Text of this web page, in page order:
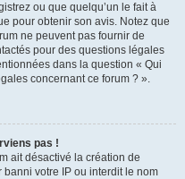
ou que quelqu’un le fait à
pour obtenir son avis. Notez que
ne peuvent pas fournir de
pour des questions légales
dans la question « Qui
concernant ce forum ? ».
pas !
ait désactivé la création de
votre IP ou interdit le nom